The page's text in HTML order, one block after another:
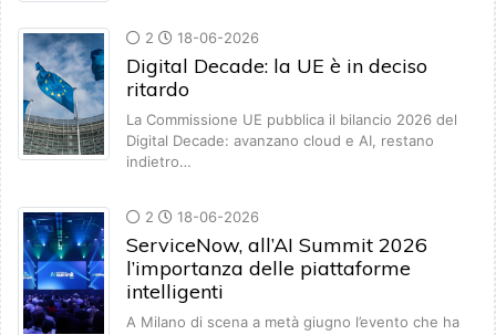
2 18-06-2026
Digital Decade: la UE è in deciso
ritardo
La Commissione UE pubblica il bilancio 2026 del
Digital Decade: avanzano cloud e AI, restano
indietro…
2 18-06-2026
ServiceNow, all’AI Summit 2026
l’importanza delle piattaforme
intelligenti
A Milano di scena a metà giugno l’evento che ha